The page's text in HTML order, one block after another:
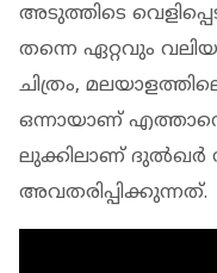
അടുത്തിടെ
തന്നെ ഏറ്റവും
ചിത്രം,
ഒന്നായാണ്
ലുക്കിലാണ് ദുല്‍ഖര്‍
അവതരിപ്പിക്കുന്നത്.